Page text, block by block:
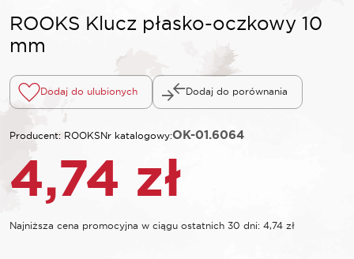
ROOKS Klucz płasko-oczkowy 10
mm
Dodaj do ulubionych Dodaj do porównania
Producent: ROOKSNr katalogowy:OK-01.6064
4,74 zł
Najniższa cena promocyjna w ciągu ostatnich 30 dni: 4,74 zł